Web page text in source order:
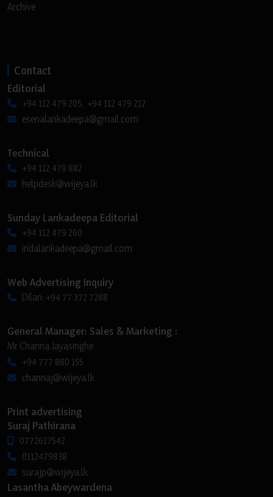
Archive
Contact
Editorial
+94 112 479 205, +94 112 479 212
esenalankadeepa@gmail.com
Technical
+94 112 479 882
helpdesk@wijeya.lk
Sunday Lankadeepa Editorial
+94 112 479 260
iridalankadeepa@gmail.com
Web Advertising Inquiry
Dilan: +94 77 372 7288
General Manager: Sales & Marketing :
Mr Channa Jayasinghe
+94 777 880 155
channaj@wijeya.lk
Print advertising
Suraj Pathirana
0772617542
0112479838
surajp@wijeya.lk
Lasantha Abeywardena